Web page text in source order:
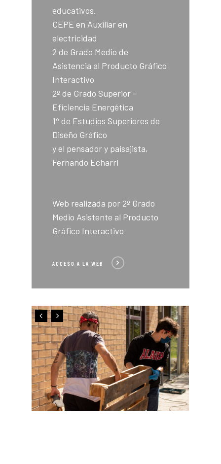
educativos.
CEPE en Auxiliar en
electricidad
2 de Grado Medio de
Asistencia al Producto Gráfico
Interactivo
2º de Grado Superior –
Eficiencia Energética
1º de Estudios Superiores de
Diseño Gráfico
y el pensador y paisajista,
Fernando Echarri
Web realizada por 2º Grado
Medio Asistente al Producto
Gráfico Interactivo
ACCESO A LA WEB